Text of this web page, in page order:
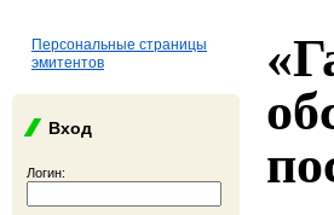
Персональные страницы
эмитентов
Вход
Логин: